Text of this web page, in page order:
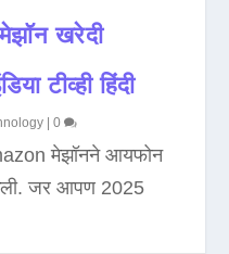
खरेदी
टीव्ही हिंदी
|0
मेझॉनने आयफोन
जर आपण 2025